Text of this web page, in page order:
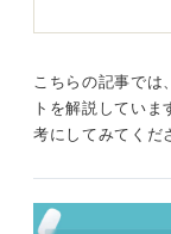
す。
未経験でも響
表と損益計算
と、書類の通
こちらの記事では
トを解説してい
考にしてみてくだ